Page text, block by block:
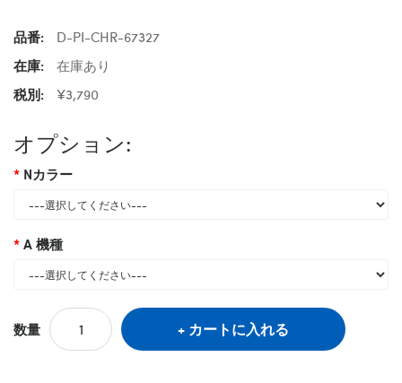
品番:
D-PI-CHR-67327
在庫:
在庫あり
税別:
¥3,790
オプション:
Nカラー
A 機種
数量 カートに入れる